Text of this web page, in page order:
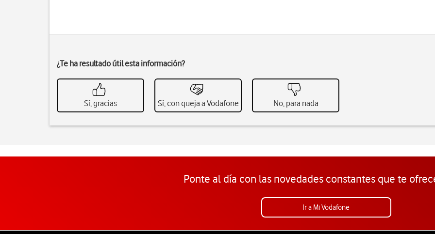
¿Te ha resultado útil esta información?
Sí, gracias Sí, con queja a Vodafone No, para nada
Ponte al día con las novedades constantes que te
Ir a Mi Vodafone